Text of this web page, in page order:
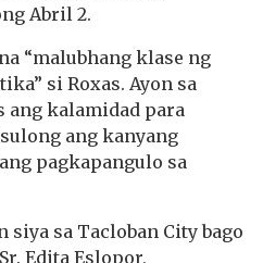
Abril 2.
“malubhang klase ng
si Roxas. Ayon sa
ang kalamidad para
ang kanyang
pagkapangulo sa
siya sa Tacloban City bago
Edita Eslopor,